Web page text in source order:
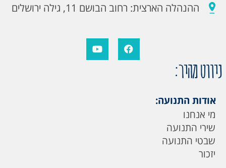
ההנהלה הארצית: רחוב הבושם 11, גילה ירושלים
ניווט מהיר:
אודות התנועה:
מי אנחנו
שירי התנועה
שבטי התנועה
יזכור